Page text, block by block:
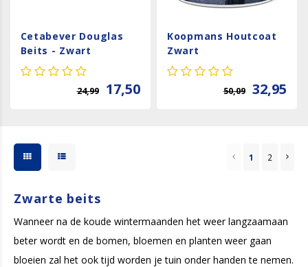
Cetabever Douglas
Beits - Zwart
24,99 17,50
Koopmans Houtcoat
Zwart
50,09 32,95
1 2
Zwarte beits
Wanneer na de koude wintermaanden het weer langzaamaan
beter wordt en de bomen, bloemen en planten weer gaan
bloeien zal het ook tijd worden je tuin onder handen te nemen.